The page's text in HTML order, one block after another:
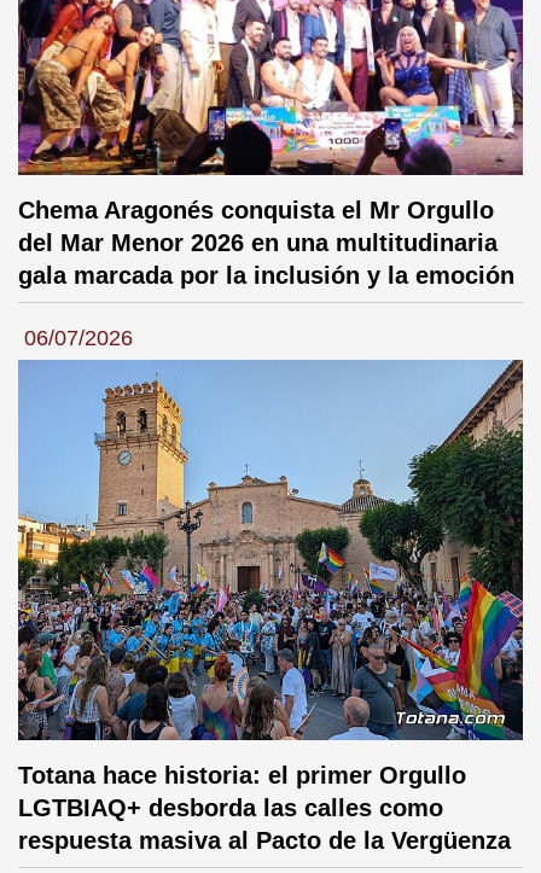
Chema Aragonés conquista el Mr Orgullo
del Mar Menor 2026 en una multitudinaria
gala marcada por la inclusión y la emoción
06/07/2026
Totana hace historia: el primer Orgullo
LGTBIAQ+ desborda las calles como
respuesta masiva al Pacto de la Vergüenza